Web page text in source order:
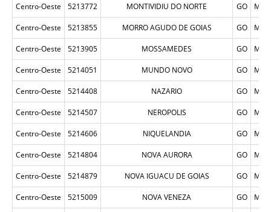
Centro-Oeste 5213772 MONTIVIDIU DO NORTE GO
Centro-Oeste 5213855 MORRO AGUDO DE GOIAS GO
Centro-Oeste 5213905 MOSSAMEDES GO
Centro-Oeste 5214051 MUNDO NOVO GO
Centro-Oeste 5214408 NAZARIO GO
Centro-Oeste 5214507 NEROPOLIS GO
Centro-Oeste 5214606 NIQUELANDIA GO
Centro-Oeste 5214804 NOVA AURORA GO
Centro-Oeste 5214879 NOVA IGUACU DE GOIAS GO
Centro-Oeste 5215009 NOVA VENEZA GO